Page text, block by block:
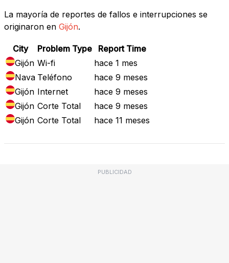
La mayoría de reportes de fallos e interrupciones se
originaron en Gijón.
City Problem Type
Report Time
Gijón Wi-fi
hace 1 mes
Nava Teléfono
hace 9 meses
Gijón Internet
hace 9 meses
Gijón Corte Total
hace 9 meses
Gijón Corte Total hace 11 meses
PUBLICIDAD